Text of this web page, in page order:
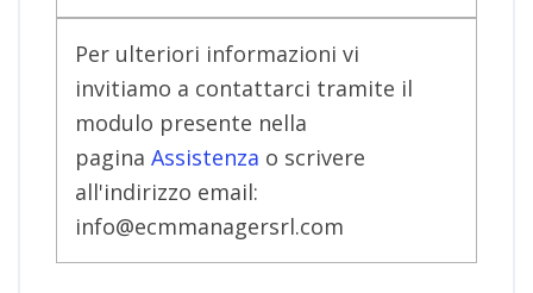
Per ulteriori informazioni vi
invitiamo a contattarci tramite il
modulo presente nella
pagina Assistenza o scrivere
all'indirizzo email:
info@ecmmanagersrl.com